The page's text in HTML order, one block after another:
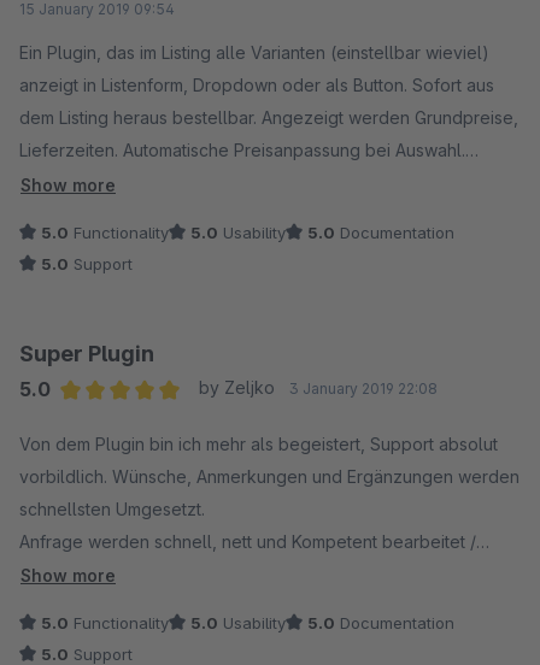
15 January 2019 09:54
Ein Plugin, das im Listing alle Varianten (einstellbar wieviel)
anzeigt in Listenform, Dropdown oder als Button. Sofort aus
dem Listing heraus bestellbar. Angezeigt werden Grundpreise,
Lieferzeiten. Automatische Preisanpassung bei Auswahl.
Diverse Einstellmöglichkeiten, die sich bis auf die Artikel
Attributsgruppe arbeite, ist es für mich wie gemacht. Der
Support ist spitze und antwortet schnell, stellt Updates fast in
getestet, werde es mieten. Vielen Dank.
Show more
5.0 Functionality 5.0 Usability 5.0 Documentation
5.0 Support
Super Plugin
5.0
by Zeljko 3 January 2019 22:08
Von dem Plugin bin ich mehr als begeistert, Support absolut
vorbildlich. Wünsche, Anmerkungen und Ergänzungen werden
schnellsten Umgesetzt.
Anfrage werden schnell, nett und Kompetent bearbeitet /
beantwortet.
Show more
5.0 Functionality 5.0 Usability 5.0 Documentation
5.0 Support